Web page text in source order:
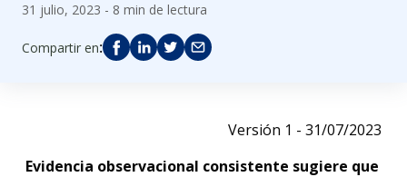
31 julio, 2023 - 8 min de lectura
Compartir en:
Versión 1 - 31/07/2023
Evidencia observacional consistente sugiere que